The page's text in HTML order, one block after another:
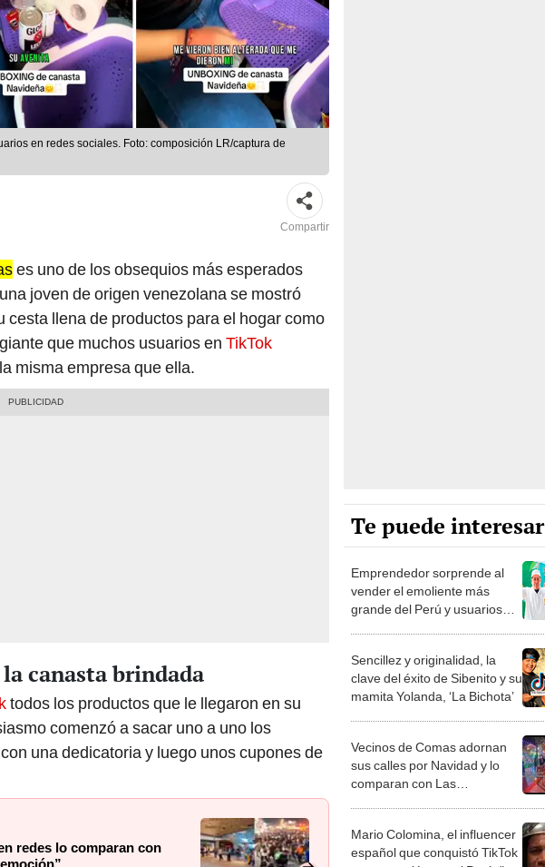
en redes sociales. Foto: composición LR/captura de
Compartir
es uno de los obsequios más esperados
joven de origen venezolana se mostró
llena de productos para el hogar como
que muchos usuarios en TikTok
misma empresa que ella.
canasta brindada
todos los productos que le llegaron en su
comenzó a sacar uno a uno los
una dedicatoria y luego unos cupones de
redes lo comparan con
Te puede interesar
Emprendedor sorprende al
vender el emoliente más
grande del Perú y usuarios
Sencillez y originalidad, la
clave del éxito de Sibenito y su
mamita Yolanda, ‘La Bichota’
Vecinos de Comas adornan
sus calles por Navidad y lo
comparan con Las
Mario Colomina, el influencer
español que conquistó TikTok